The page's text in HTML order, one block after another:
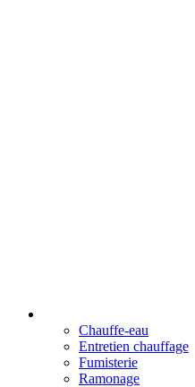
Chauffe-eau
Entretien chauffage
Fumisterie
Ramonage